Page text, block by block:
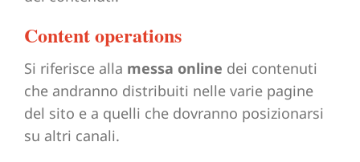
Content operations
Si riferisce alla messa online dei contenuti
che andranno distribuiti nelle varie pagine
del sito e a quelli che dovranno posizionarsi
su altri canali.